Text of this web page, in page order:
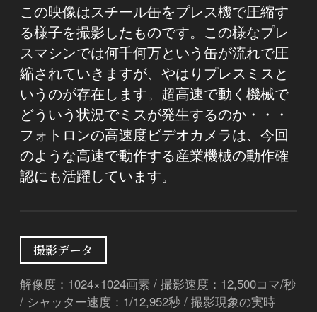
この映像はスチール缶をプレス機で圧縮す
る様子を撮影したものです。この様なプレ
スマシンでは何千何万という缶が流れで圧
縮されていきますが、やはりプレスミスと
いうのが存在します。超高速で動く機械で
どういう状況でミスが発生するのか・・・
フォトロンの高速度ビデオカメラは、今回
のような高速で動作する産業機械の動作確
認にも活躍しています。
撮影データ
解像度：1024×1024画素 / 撮影速度：12,500コマ/秒
/ シャッター速度：1/12,952秒 / 撮影現象の実時